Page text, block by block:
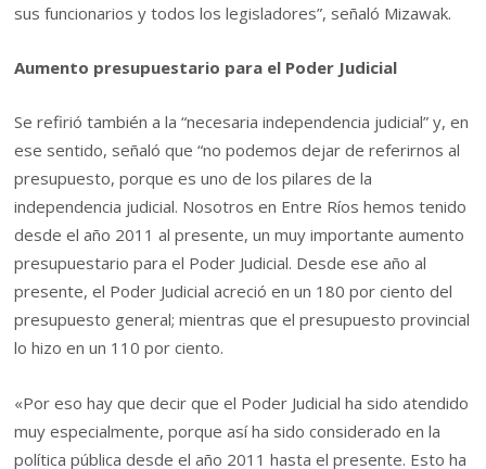
sus funcionarios y todos los legisladores”, señaló Mizawak.
Aumento presupuestario para el Poder Judicial
Se refirió también a la “necesaria independencia judicial” y, en
ese sentido, señaló que “no podemos dejar de referirnos al
presupuesto, porque es uno de los pilares de la
independencia judicial. Nosotros en Entre Ríos hemos tenido
desde el año 2011 al presente, un muy importante aumento
presupuestario para el Poder Judicial. Desde ese año al
presente, el Poder Judicial acreció en un 180 por ciento del
presupuesto general; mientras que el presupuesto provincial
lo hizo en un 110 por ciento.
«Por eso hay que decir que el Poder Judicial ha sido atendido
muy especialmente, porque así ha sido considerado en la
política pública desde el año 2011 hasta el presente. Esto ha